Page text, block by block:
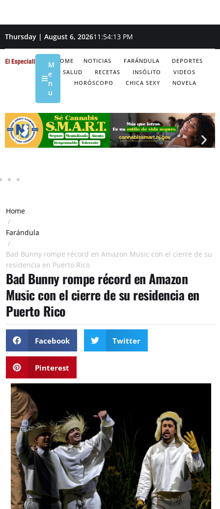
Thursday | August 6, 202611:54:14 PM
HOME NOTICIAS FARÁNDULA
DEPORTES
SALUD
RECETAS INSÓLITO
VIDEOS
HORÓSCOPO
CHICA SEXY NOVELA
M
e
n
u
Home
/
Farándula
/
Bad Bunny rompe récord en Amazon Music con el cierre de su
residencia en Puerto Rico
Bad Bunny rompe récord en Amazon
Music con el cierre de su residencia en
Puerto Rico
Facebook Twitter
Pinterest